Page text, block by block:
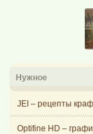
Нужное
JEI – рецепты
Optifine HD –